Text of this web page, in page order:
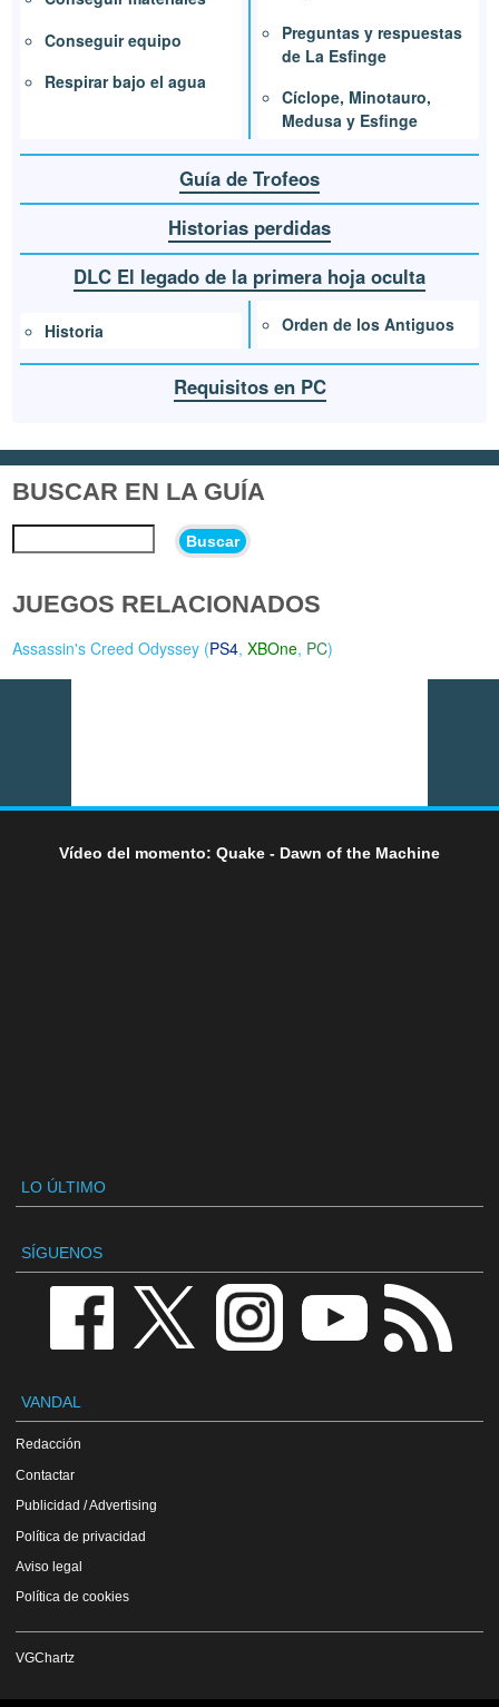
Conseguir equipo
Respirar bajo el agua
Preguntas y respuestas
de La Esfinge
Cíclope, Minotauro,
Medusa y Esfinge
Guía de Trofeos
Historias perdidas
DLC El legado de la primera hoja oculta
Historia Orden de los Antiguos
Requisitos en PC
BUSCAR EN LA GUÍA
Buscar
JUEGOS RELACIONADOS
Assassin's Creed Odyssey (PS4,XBOne, PC)
Vídeo del momento: Quake - Dawn of the Machine
LO ÚLTIMO
SÍGUENOS
VANDAL
Redacción
Contactar
Publicidad / Advertising
Política de privacidad
Aviso legal
Política de cookies
VGChartz